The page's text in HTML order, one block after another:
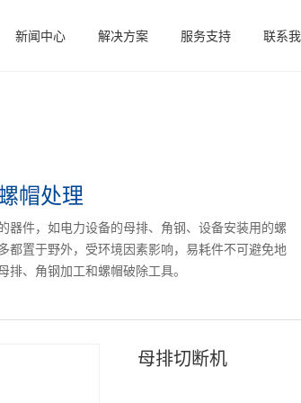
新闻中心 解决方案 服务支持 联系
帽处理
器件，如电力设备的母排、角钢、设备安装用的螺
都置于野外，受环境因素影响，易耗件不可避免地
排、角钢加工和螺帽破除工具。
母排切断机